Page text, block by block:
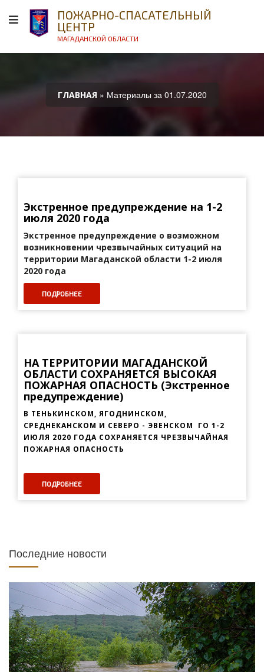
ПОЖАРНО-СПАСАТЕЛЬНЫЙ
ЦЕНТР
МАГАДАНСКОЙ ОБЛАСТИ
ГЛАВНАЯ » Материалы за 01.07.2020
Экстренное предупреждение на 1-2
июля 2020 года
Экстренное предупреждение о возможном
возникновении чрезвычайных ситуаций на
территории Магаданской области 1-2 июля
2020 года
ПОДРОБНЕЕ
НА ТЕРРИТОРИИ МАГАДАНСКОЙ
ОБЛАСТИ СОХРАНЯЕТСЯ ВЫСОКАЯ
ПОЖАРНАЯ ОПАСНОСТЬ (Экстренное
предупреждение)
В ТЕНЬКИНСКОМ, ЯГОДНИНСКОМ,
СРЕДНЕКАНСКОМ И СЕВЕРО - ЭВЕНСКОМ ГО 1-2
ИЮЛЯ 2020 ГОДА СОХРАНЯЕТСЯ ЧРЕЗВЫЧАЙНАЯ
ПОЖАРНАЯ ОПАСНОСТЬ
ПОДРОБНЕЕ
Последние новости